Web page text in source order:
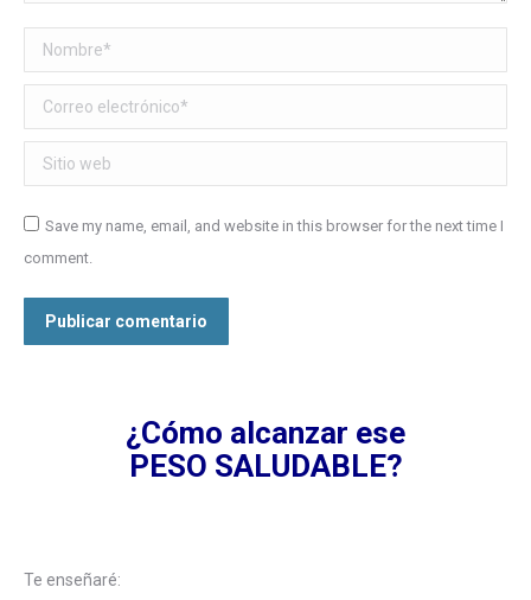
Nombre *
Correo electrónico *
Sitio web
Save my name, email, and website in this browser for the next time I
comment.
Publicar comentario
¿Cómo alcanzar ese
PESO SALUDABLE?
Te enseñaré: